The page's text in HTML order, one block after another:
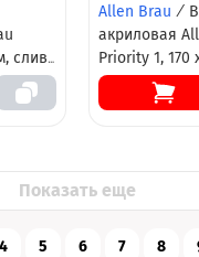
слив-
Allen Brau /
акриловая
Priority 1, 170
перелив в
белая,
Показать еще
4 5 6 7 8